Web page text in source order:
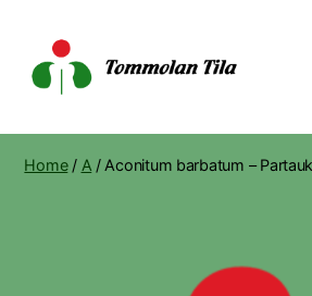
Tila
Home/ A / Aconitum barbatum –